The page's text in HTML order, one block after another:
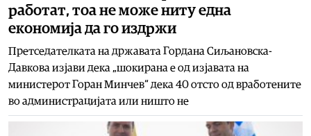
работат, тоа не може ниту една
економија да го издржи
Претседателката на државата Гордана Сиљановска-
Давкова изјави дека „шокирана е од изјавата на
министерот Горан Минчев“ дека 40 отсто од вработените
во администрацијата или ништо не